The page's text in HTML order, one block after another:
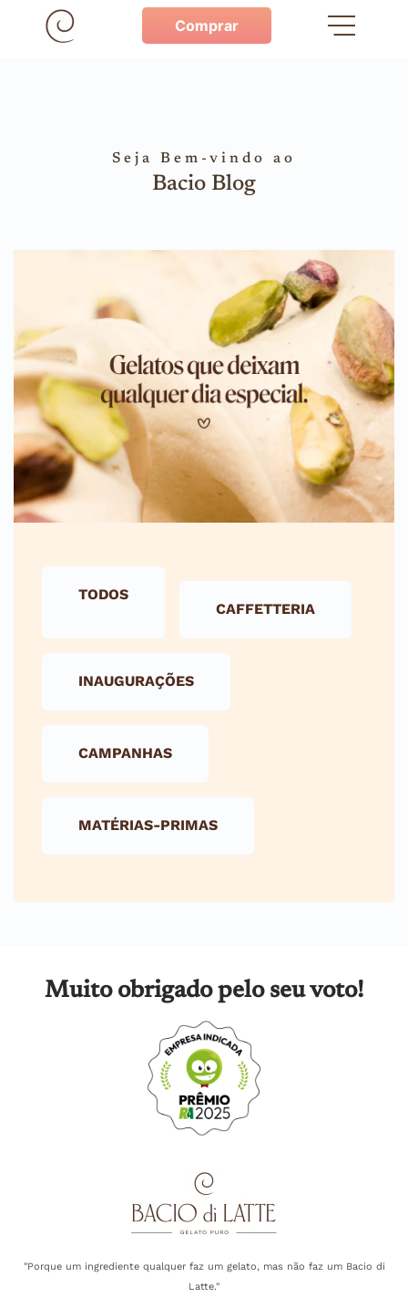
Comprar
Seja Bem-vindo ao
Bacio Blog
TODOS
CAFFETTERIA
INAUGURAÇÕES
CAMPANHAS
MATÉRIAS-PRIMAS
Muito obrigado pelo seu voto!
"Porque um ingrediente qualquer faz um gelato, mas não faz um Bacio di
Latte."